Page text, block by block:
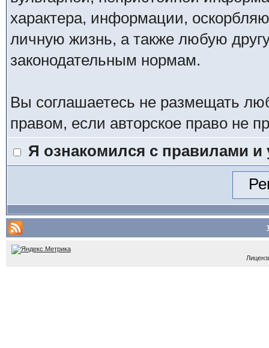
характера, информации,
личную жизнь, а также любую
законодательным нормам.
Вы соглашаетесь не размещать
правом, если авторское право не
Я ознакомился с правилами